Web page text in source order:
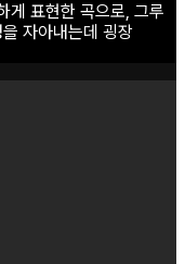
게 표현한 곡으로, 그루
자아내는데 굉장